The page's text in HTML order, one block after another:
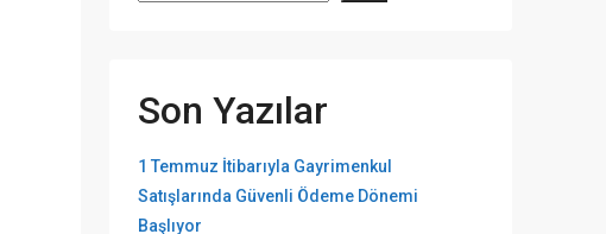
Son Yazılar
1 Temmuz İtibarıyla Gayrimenkul
Satışlarında Güvenli Ödeme Dönemi
Başlıyor